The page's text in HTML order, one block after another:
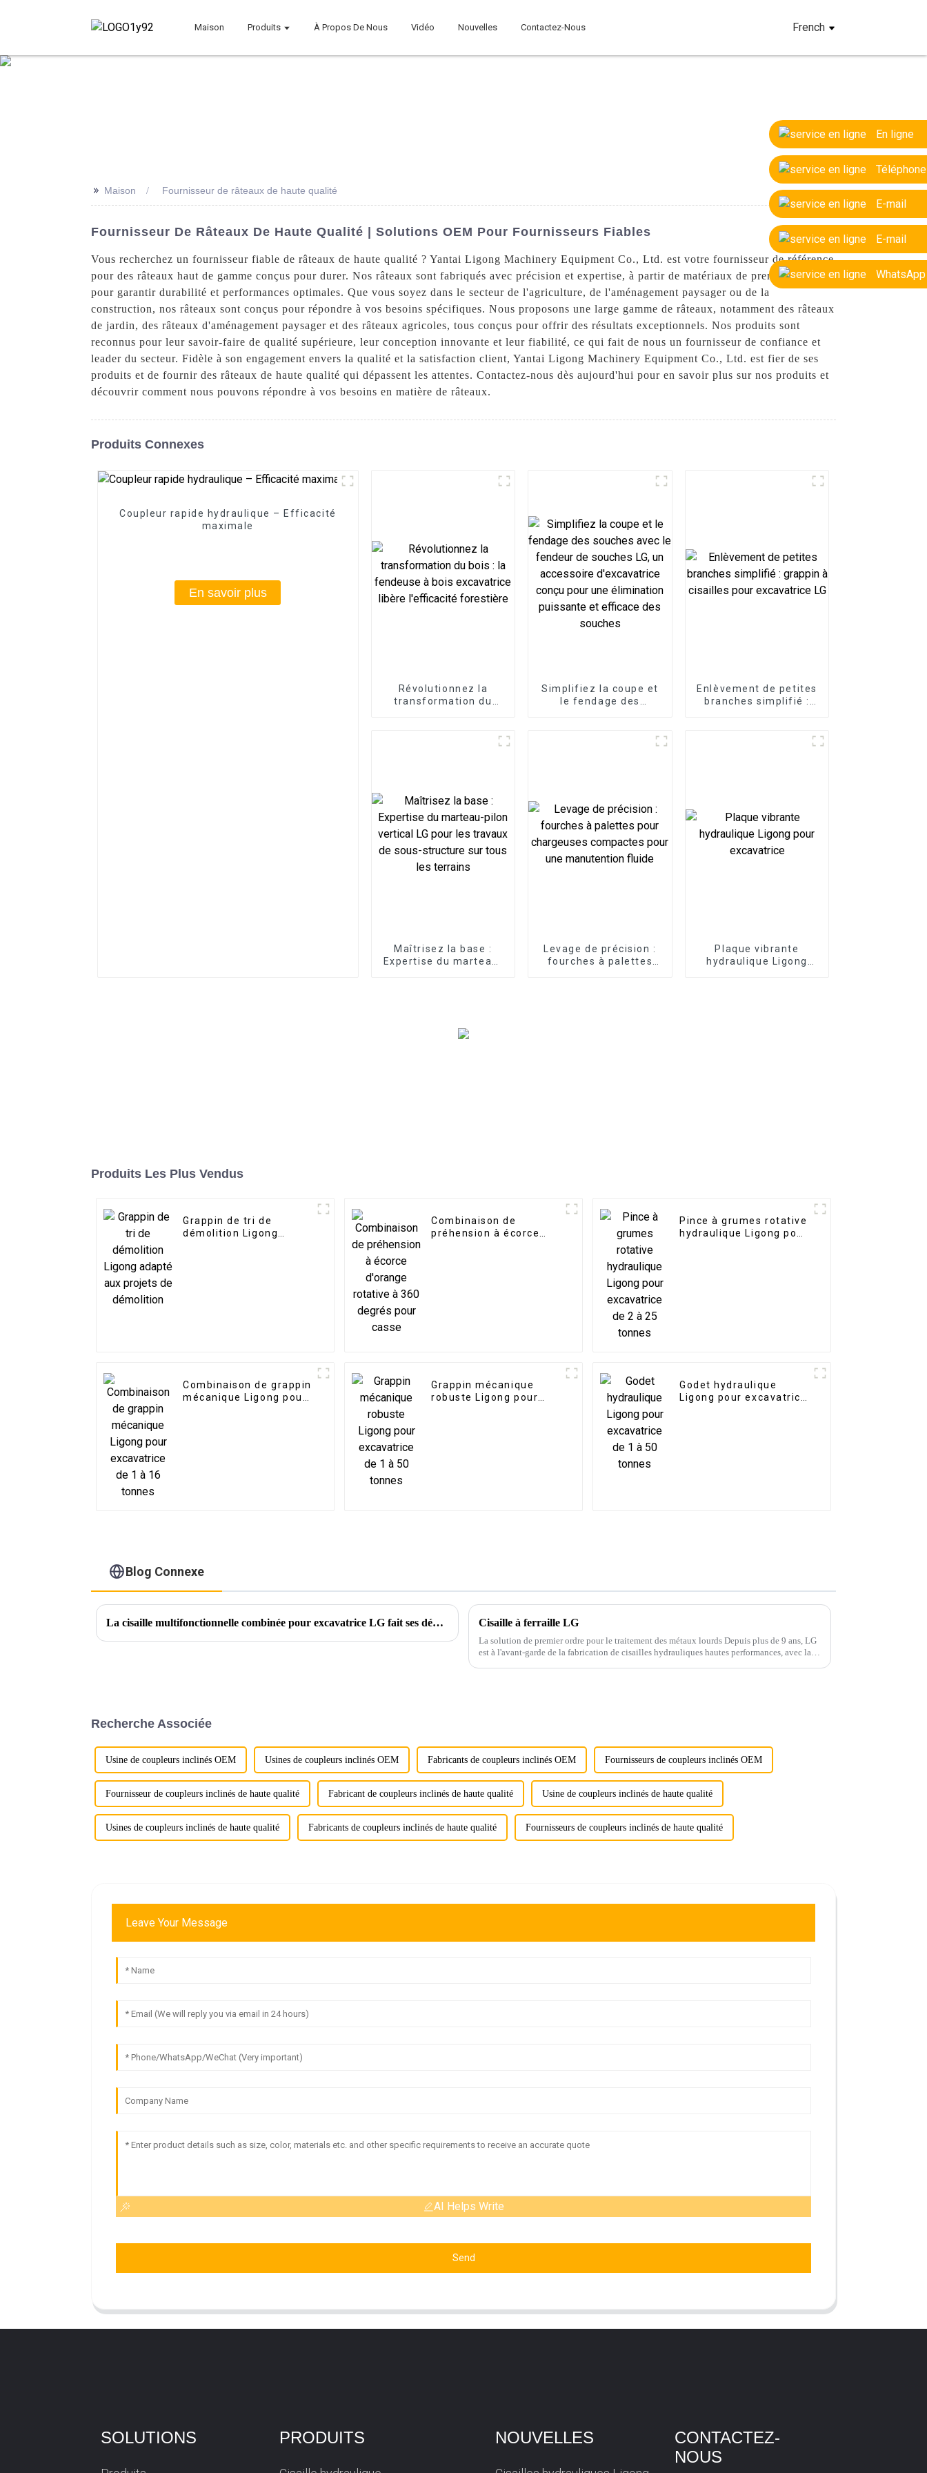
Maison Produits À Propos De Nous Vidéo Nouvelles Contactez-Nous French
En ligne
Téléphone
E-mail
E-mail
WhatsApp
>> Maison Fournisseur de râteaux de haute qualité
Fournisseur De Râteaux De Haute Qualité | Solutions OEM Pour Fournisseurs Fiables
Vous recherchez un fournisseur fiable de râteaux de haute qualité ? Yantai Ligong Machinery Equipment Co., Ltd. est votre fournisseur de référence
pour des râteaux haut de gamme conçus pour durer. Nos râteaux sont fabriqués avec précision et expertise, à partir de matériaux de première qualité
pour garantir durabilité et performances optimales. Que vous soyez dans le secteur de l'agriculture, de l'aménagement paysager ou de la
construction, nos râteaux sont conçus pour répondre à vos besoins spécifiques. Nous proposons une large gamme de râteaux, notamment des râteaux
de jardin, des râteaux d'aménagement paysager et des râteaux agricoles, tous conçus pour offrir des résultats exceptionnels. Nos produits sont
reconnus pour leur savoir-faire de qualité supérieure, leur conception innovante et leur fiabilité, ce qui fait de nous un fournisseur de confiance et
leader du secteur. Fidèle à son engagement envers la qualité et la satisfaction client, Yantai Ligong Machinery Equipment Co., Ltd. est fier de ses
produits et de fournir des râteaux de haute qualité qui dépassent les attentes. Contactez-nous dès aujourd'hui pour en savoir plus sur nos produits et
découvrir comment nous pouvons répondre à vos besoins en matière de râteaux.
Produits Connexes
Coupleur rapide hydraulique – Efficacité
maximale
En savoir plus
Révolutionnez la
transformation du
l'efficacité forestière
Simplifiez la coupe et
le fendage des
Enlèvement de petites
branches simplifié :
Maîtrisez la base :
Expertise du marteau-
Levage de précision :
fourches à palettes
Plaque vibrante
hydraulique Ligong
Produits Les Plus Vendus
Grappin de tri de
démolition Ligong
Combinaison de
préhension à écorce
Pince à grumes rotative
hydraulique Ligong pour
Combinaison de grappin
mécanique Ligong pour
Grappin mécanique
robuste Ligong pour
Godet hydraulique
Ligong pour excavatrice
Blog Connexe
La cisaille multifonctionnelle combinée pour excavatrice LG fait ses débuts en force ! Cisaille à ferraille LG
La solution de premier ordre pour le traitement des métaux lourds Depuis plus de 9 ans, LG
est à l'avant-garde de la fabrication de cisailles hydrauliques hautes performances, avec la
Recherche Associée
Usine de coupleurs inclinés OEM Usines de coupleurs inclinés OEM Fabricants de coupleurs inclinés OEM Fournisseurs de coupleurs inclinés OEM
Fournisseur de coupleurs inclinés de haute qualité Fabricant de coupleurs inclinés de haute qualité Usine de coupleurs inclinés de haute qualité
Usines de coupleurs inclinés de haute qualité Fabricants de coupleurs inclinés de haute qualité Fournisseurs de coupleurs inclinés de haute qualité
Leave Your Message
AI Helps Write
Send
SOLUTIONS PRODUITS NOUVELLES
CONTACTEZ-
NOUS